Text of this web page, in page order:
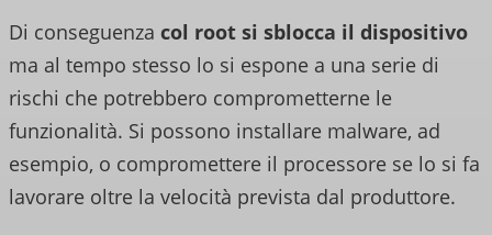
Di conseguenza col root si sblocca il dispositivo
ma al tempo stesso lo si espone a una serie di
rischi che potrebbero comprometterne le
funzionalità. Si possono installare malware, ad
esempio, o compromettere il processore se lo si fa
lavorare oltre la velocità prevista dal produttore.